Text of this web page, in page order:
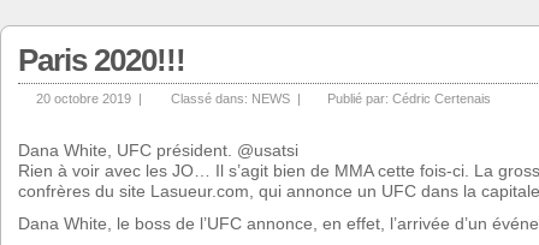
Paris 2020!!!
20 octobre 2019 | Classé dans: NEWS | Publié par: Cédric Certenais
Dana White, UFC président. @usatsi
Rien à voir avec les JO… Il s’agit bien de MMA cette fois-ci. La
confrères du site Lasueur.com, qui annonce un UFC dans la
Dana White, le boss de l’UFC annonce, en effet, l’arrivée d’un